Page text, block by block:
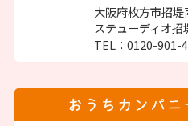
大阪府枚方市招
ステューディオ招
TEL： 0120-901-